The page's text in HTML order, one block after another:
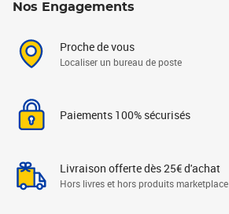
Nos Engagements
Proche de vous
Localiser un bureau de poste
Paiements 100% sécurisés
Livraison offerte dès 25€ d'achat
Hors livres et hors produits marketplace